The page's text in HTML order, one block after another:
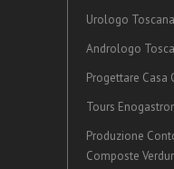
Urologo Toscana
Andrologo
Progettare Casa
Tours
Produzione
Composte